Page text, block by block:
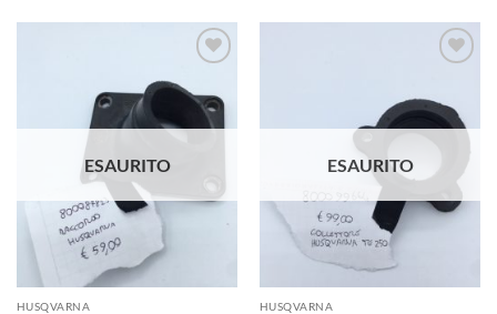
alla lista
dei
desideri
ESAURITO
HUSQVARNA
dei
desideri
ESAURITO
HUSQVARNA